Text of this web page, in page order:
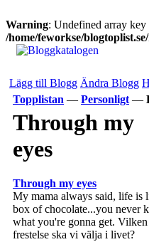
Warning: Undefined array
/home/feworkse/
Lägg till Blogg Ändra Blogg
Topplistan — Personligt —
Through my
eyes
Through my eyes
My mama always said, life is
box of chocolate...you never
what you're gonna get. Vilken
frestelse ska vi välja i livet?